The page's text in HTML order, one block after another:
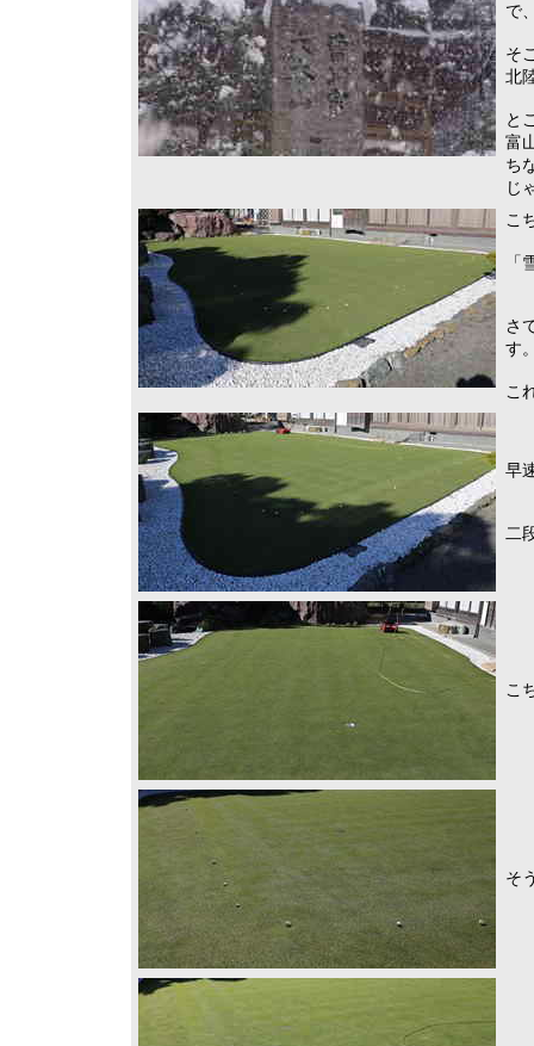
で
そ
北
と
富
ち
じ
こ
さ
す
こ
早
二
こ
そ